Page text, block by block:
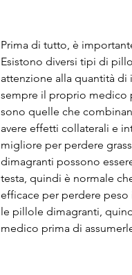
Prima di tutto, è
Esistono diversi tipi di
attenzione alla quantità
sempre il proprio medico
sono quelle che
avere effetti collaterali e
migliore per perdere
dimagranti possono
testa, quindi è normale
efficace per perdere
le pillole dimagranti,
medico prima di